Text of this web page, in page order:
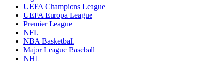
UEFA Champions League
UEFA Europa League
Premier League
NFL
NBA Basketball
Major League Baseball
NHL